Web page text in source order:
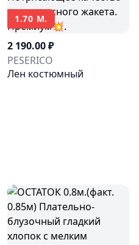
1.70 М.
2 190.00 ₽
PESERICO
Лен костюмный